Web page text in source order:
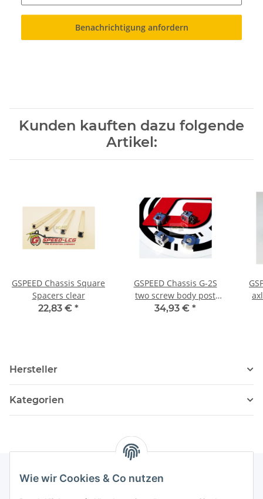
Wie wir Cookies & Co nutzen
Benachrichtigung anfordern
Kunden kauften dazu folgende
Artikel:
GSPEED Chassis Square
Spacers clear
22,83 € *
GSPEED Chassis G-2S
two screw body post
holders clear
34,93 € *
Hersteller
Kategorien